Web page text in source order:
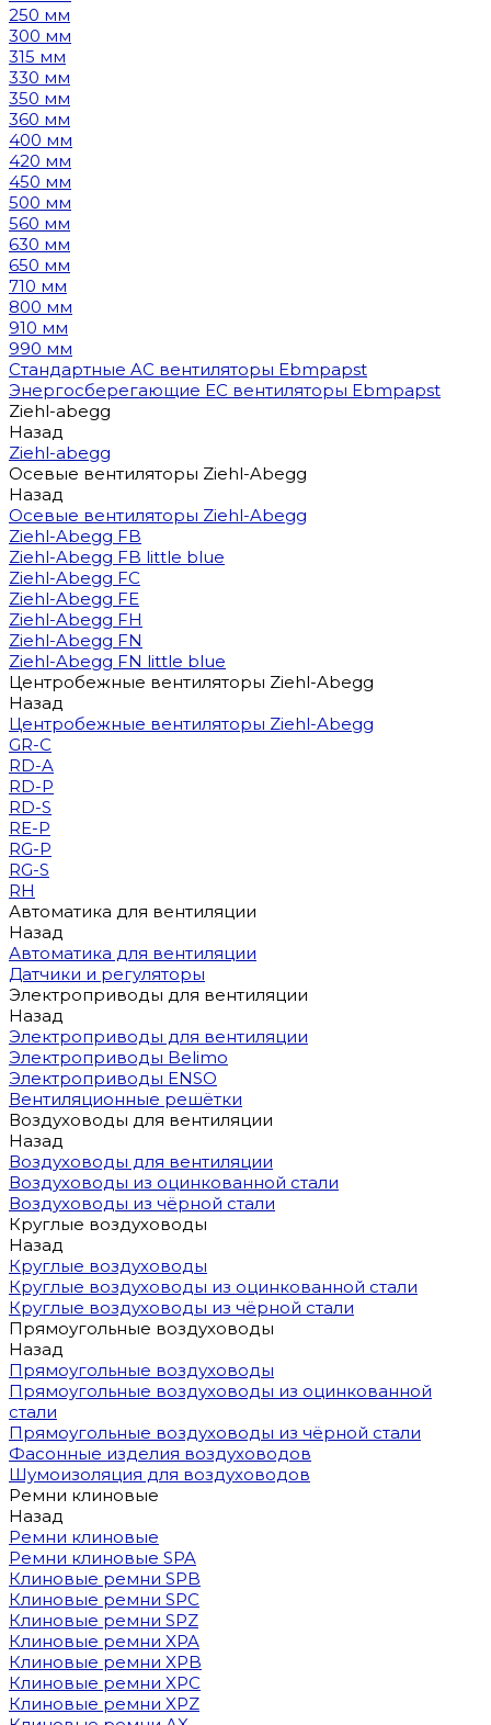
250 мм
300 мм
315 мм
330 мм
350 мм
360 мм
400 мм
420 мм
450 мм
500 мм
560 мм
630 мм
650 мм
710 мм
800 мм
910 мм
990 мм
Стандартные AC вентиляторы Ebmpapst
Энергосберегающие EC вентиляторы Ebmpapst
Ziehl-abegg
Назад
Ziehl-abegg
Осевые вентиляторы Ziehl-Abegg
Назад
Осевые вентиляторы Ziehl-Abegg
Ziehl-Abegg FB
Ziehl-Abegg FB little blue
Ziehl-Abegg FC
Ziehl-Abegg FE
Ziehl-Abegg FH
Ziehl-Abegg FN
Ziehl-Abegg FN little blue
Центробежные вентиляторы Ziehl-Abegg
Назад
Центробежные вентиляторы Ziehl-Abegg
GR-C
RD-A
RD-P
RD-S
RE-P
RG-P
RG-S
RH
Автоматика для вентиляции
Назад
Автоматика для вентиляции
Датчики и регуляторы
Электроприводы для вентиляции
Назад
Электроприводы для вентиляции
Электроприводы Belimo
Электроприводы ENSO
Вентиляционные решётки
Воздуховоды для вентиляции
Назад
Воздуховоды для вентиляции
Воздуховоды из оцинкованной стали
Воздуховоды из чёрной стали
Круглые воздуховоды
Назад
Круглые воздуховоды
Круглые воздуховоды из оцинкованной стали
Круглые воздуховоды из чёрной стали
Прямоугольные воздуховоды
Назад
Прямоугольные воздуховоды
Прямоугольные воздуховоды из оцинкованной
стали
Прямоугольные воздуховоды из чёрной стали
Фасонные изделия воздуховодов
Шумоизоляция для воздуховодов
Ремни клиновые
Назад
Ремни клиновые
Ремни клиновые SPA
Клиновые ремни SPB
Клиновые ремни SPC
Клиновые ремни SPZ
Клиновые ремни XPA
Клиновые ремни XPB
Клиновые ремни XPC
Клиновые ремни XPZ